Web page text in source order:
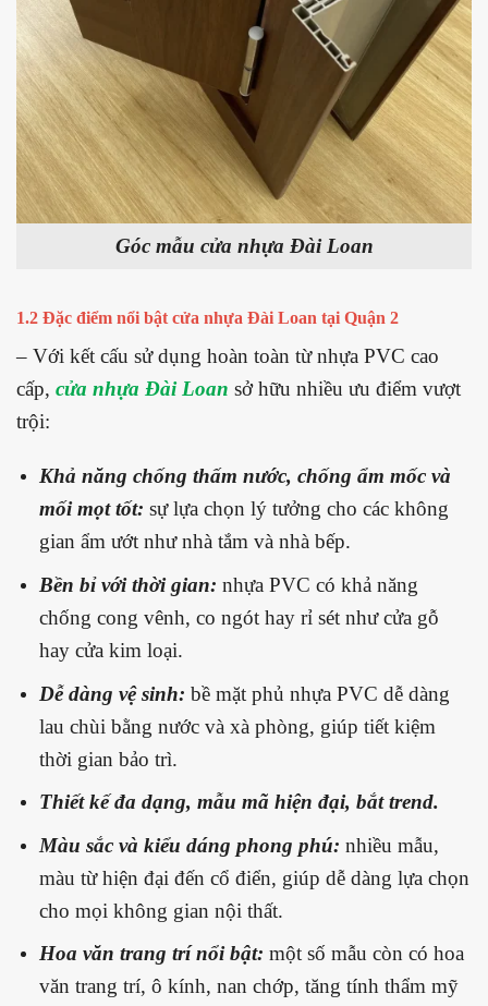
Góc mẫu cửa nhựa Đài Loan
1.2 Đặc điểm nổi bật cửa nhựa Đài Loan tại Quận 2
– Với kết cấu sử dụng hoàn toàn từ nhựa PVC cao
cấp, cửa nhựa Đài Loan sở hữu nhiều ưu điểm vượt
trội:
Khả năng chống thấm nước, chống ẩm mốc và
mối mọt tốt: sự lựa chọn lý tưởng cho các không
gian ẩm ướt như nhà tắm và nhà bếp.
Bền bỉ với thời gian: nhựa PVC có khả năng
chống cong vênh, co ngót hay rỉ sét như cửa gỗ
hay cửa kim loại.
Dễ dàng vệ sinh: bề mặt phủ nhựa PVC dễ dàng
lau chùi bằng nước và xà phòng, giúp tiết kiệm
thời gian bảo trì.
Thiết kế đa dạng, mẫu mã hiện đại, bắt trend.
Màu sắc và kiểu dáng phong phú: nhiều mẫu,
màu từ hiện đại đến cổ điển, giúp dễ dàng lựa chọn
cho mọi không gian nội thất.
Hoa văn trang trí nổi bật: một số mẫu còn có hoa
văn trang trí, ô kính, nan chớp, tăng tính thẩm mỹ